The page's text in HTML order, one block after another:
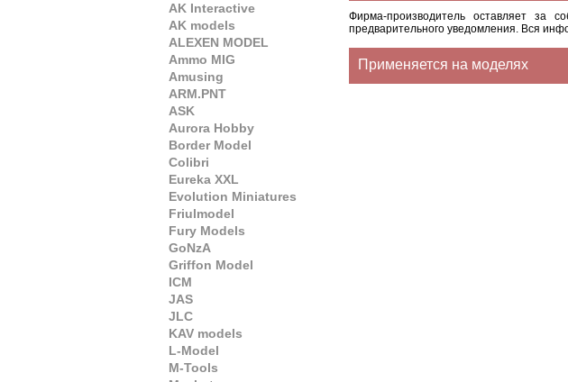
AK Interactive
AK models
ALEXEN MODEL
Ammo MIG
Amusing
ARM.PNT
ASK
Aurora Hobby
Border Model
Colibri
Eureka XXL
Evolution Miniatures
Friulmodel
Fury Models
GoNzA
Griffon Model
ICM
JAS
JLC
KAV models
L-Model
M-Tools
Фирма-производитель оставляет за
предварительного уведомления. Вся
Применяется на моделях